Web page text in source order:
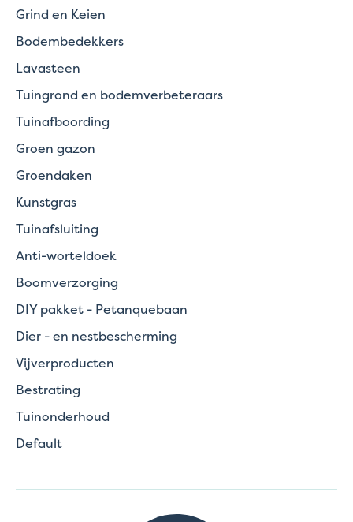
Grind en Keien
Bodembedekkers
Lavasteen
Tuingrond en bodemverbeteraars
Tuinafboording
Groen gazon
Groendaken
Kunstgras
Tuinafsluiting
Anti-worteldoek
Boomverzorging
DIY pakket - Petanquebaan
Dier - en nestbescherming
Vijverproducten
Bestrating
Tuinonderhoud
Default